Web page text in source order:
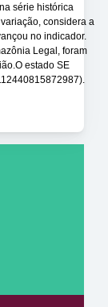
série histórica
considera a
no indicador.
Legal, foram
estado SE